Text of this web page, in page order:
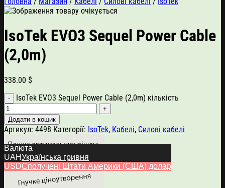
IsoTek EVO3 Sequel Power Cable
(2,0m)
338.00 $
IsoTek EVO3 Sequel Power Cable (2,0m) кількість
Додати в кошик
Артикул: 4498 Категорії: IsoTek, Кабелі, Силові кабелі
Валюта
UAHУкраїнська гривня
USDСполучені Штати Америки (США) долар